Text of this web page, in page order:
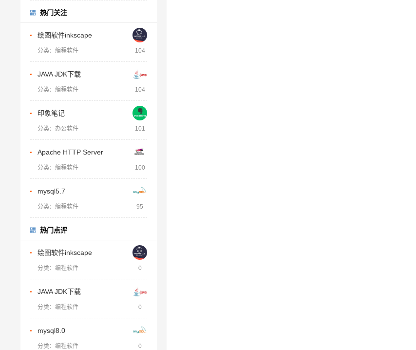
热门关注
绘图软件inkscape
分类：编程软件 104
JAVA JDK下载
分类：编程软件 104
印象笔记
分类：办公软件 101
Apache HTTP Server
分类：编程软件 100
mysql5.7
分类：编程软件 95
热门点评
绘图软件inkscape
分类：编程软件 0
JAVA JDK下载
分类：编程软件 0
mysql8.0
分类：编程软件 0